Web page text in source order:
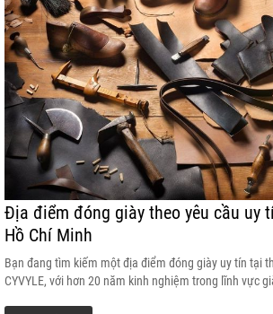
Địa điểm đóng giày theo yêu cầu uy
Hồ Chí Minh
Bạn đang tìm kiếm một địa điểm đóng giày uy tín tại
CYVYLE, với hơn 20 năm kinh nghiệm trong lĩnh vực